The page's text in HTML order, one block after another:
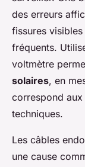
des erreurs
fissures
fréquents.
voltmètre
solaires, en
correspond
techniques.
Les câbles
une cause